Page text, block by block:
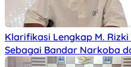
Klarifikasi Lengkap M.
Sebagai Bandar Narkoba